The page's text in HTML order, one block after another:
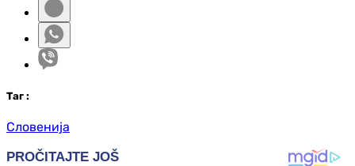
Таг :
Словенија